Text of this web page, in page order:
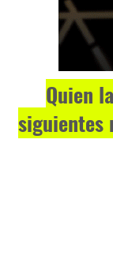
Quien
siguientes